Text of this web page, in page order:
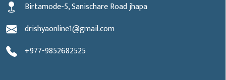
Birtamode-5, Sanischare Road jhapa
drishyaonline1@gmail.com
+977-9852682525